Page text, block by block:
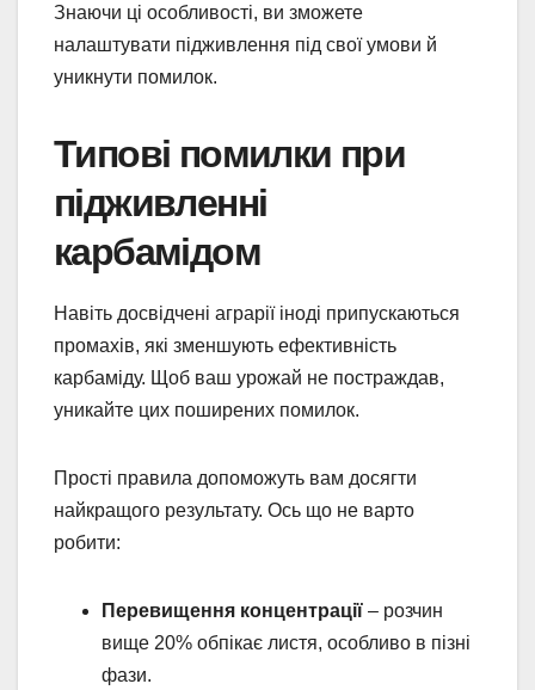
Знаючи ці особливості, ви зможете
налаштувати підживлення під свої умови й
уникнути помилок.
Типові помилки при
підживленні
карбамідом
Навіть досвідчені аграрії іноді припускаються
промахів, які зменшують ефективність
карбаміду. Щоб ваш урожай не постраждав,
уникайте цих поширених помилок.
Прості правила допоможуть вам досягти
найкращого результату. Ось що не варто
робити:
Перевищення концентрації – розчин
вище 20% обпікає листя, особливо в пізні
фази.